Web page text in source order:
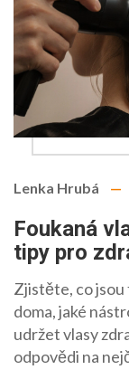
Lenka Hrubá
Foukaná
tipy pro
Zjistěte, co jsou
doma, jaké
udržet vlasy
odpovědi na